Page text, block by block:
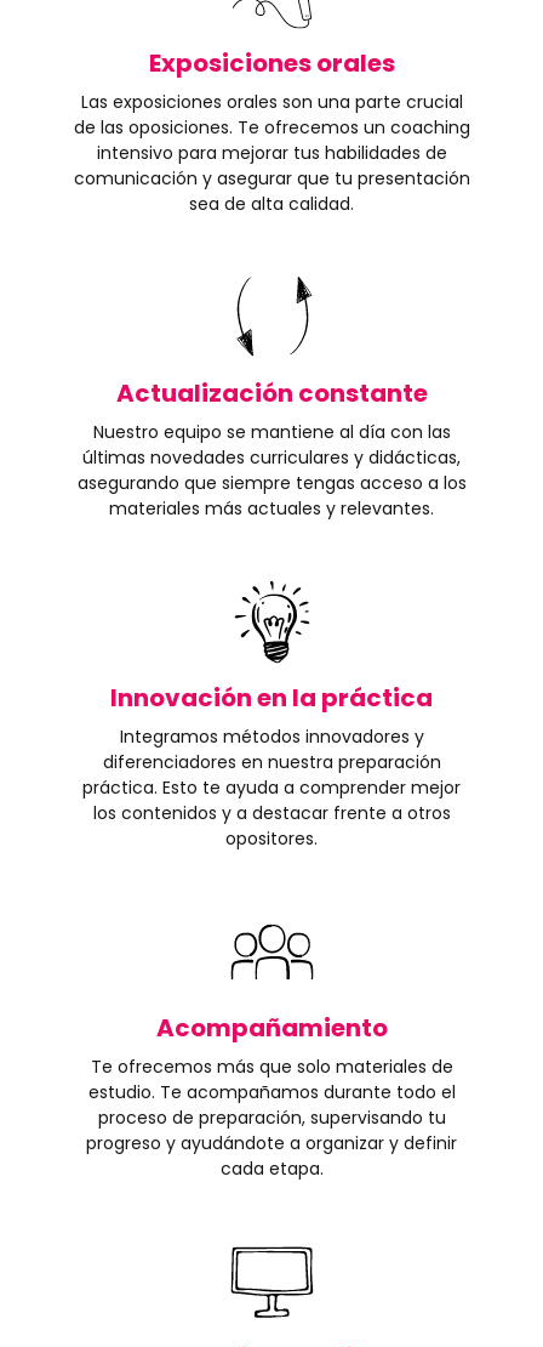
Exposiciones orales
Las exposiciones orales son una parte crucial
de las oposiciones. Te ofrecemos un coaching
intensivo para mejorar tus habilidades de
comunicación y asegurar que tu presentación
sea de alta calidad.
Actualización constante
Nuestro equipo se mantiene al día con las
últimas novedades curriculares y didácticas,
asegurando que siempre tengas acceso a los
materiales más actuales y relevantes.
Innovación en la práctica
Integramos métodos innovadores y
diferenciadores en nuestra preparación
práctica. Esto te ayuda a comprender mejor
los contenidos y a destacar frente a otros
opositores.
Acompañamiento
Te ofrecemos más que solo materiales de
estudio. Te acompañamos durante todo el
proceso de preparación, supervisando tu
progreso y ayudándote a organizar y definir
cada etapa.